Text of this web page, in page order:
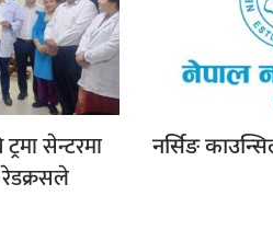
सेन्टरमा
नर्सिङ